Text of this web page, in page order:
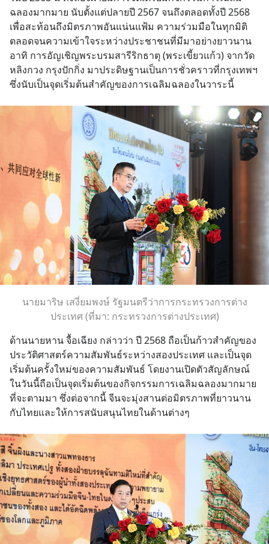
ฉลองมากมาย นับตั้งแต่ปลายปี 2567 จนถึงตลอดทั้งปี 2568
เพื่อสะท้อนถึงมิตรภาพอันแน่นแฟ้ม ความร่วมมือในทุกมิติ
ตลอดจนความเข้าใจระหว่างประชาชนที่มีมาอย่างยาวนาน
อาทิ การอัญเชิญพระบรมสารีริกธาตุ (พระเขี้ยวแก้ว) จากวัด
หลิงกวง กรุงปักกิ่ง มาประดิษฐานเป็นการชั่วคราวที่กรุงเทพฯ
ซึ่งนับเป็นจุดเริ่มต้นสำคัญของการเฉลิมฉลองในวาระนี้
นายมาริษ เสงี่ยมพงษ์ รัฐมนตรีว่าการกระทรวงการต่าง
ประเทศ (ที่มา: กระทรวงการต่างประเทศ)
ด้านนายหาน จื้อเฉียง กล่าวว่า ปี 2568 ถือเป็นก้าวสำคัญของ
ประวัติศาสตร์ความสัมพันธ์ระหว่างสองประเทศ และเป็นจุด
เริ่มต้นครั้งใหม่ของความสัมพันธ์ โดยงานเปิดตัวสัญลักษณ์
ในวันนี้ถือเป็นจุดเริ่มต้นของกิจกรรมการเฉลิมฉลองมากมาย
ที่จะตามมา ซึ่งต่อจากนี้ จีนจะมุ่งสานต่อมิตรภาพที่ยาวนาน
กับไทยและให้การสนับสนุนไทยในด้านต่างๆ